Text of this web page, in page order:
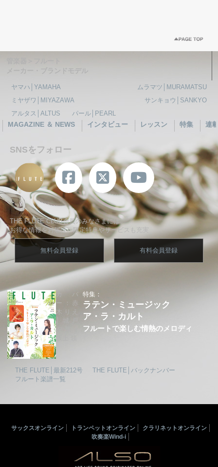
ヤマハ│YAMAHA
ムラマツ│MURAMATSU
ミヤザワ│MIYAZAWA
サンキョウ│SANKYO
アルタス│ALTUS
パール│PEARL
MAGAZINE ＆ NEWS インタビュー レッスン 特集 連
SNSをフォロー
THE FLUTE CLUB会員のみなさまには、
お得な情報をお届け、限定特典やサービスも充実
無料会員登録 有料会員登録
特集：
ラテン・ミュージック
ア・ラ・カルト
フルートで楽しむ情熱のメロディ
カバ
ー：赤
木りえ
THE FLUTE│最新212号
THE FLUTE│バックナンバー
フルート楽譜一覧
サックスオンライン トランペットオンライン
クラリネットオンライン
吹奏楽Wind-i